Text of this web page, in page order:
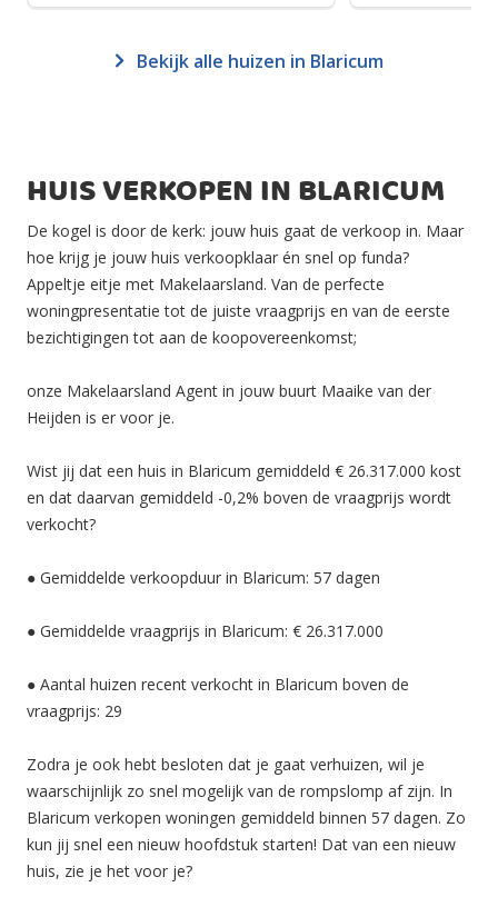
Bekijk alle huizen in Blaricum
HUIS VERKOPEN IN BLARICUM
De kogel is door de kerk: jouw huis gaat de verkoop in. Maar
hoe krijg je jouw huis verkoopklaar én snel op funda?
Appeltje eitje met Makelaarsland. Van de perfecte
woningpresentatie tot de juiste vraagprijs en van de eerste
bezichtigingen tot aan de koopovereenkomst;
onze Makelaarsland Agent in jouw buurt Maaike van der
Heijden is er voor je.
Wist jij dat een huis in Blaricum gemiddeld € 26.317.000 kost
en dat daarvan gemiddeld -0,2% boven de vraagprijs wordt
verkocht?
● Gemiddelde verkoopduur in Blaricum: 57 dagen
● Gemiddelde vraagprijs in Blaricum: € 26.317.000
● Aantal huizen recent verkocht in Blaricum boven de
vraagprijs: 29
Zodra je ook hebt besloten dat je gaat verhuizen, wil je
waarschijnlijk zo snel mogelijk van de rompslomp af zijn. In
Blaricum verkopen woningen gemiddeld binnen 57 dagen. Zo
kun jij snel een nieuw hoofdstuk starten! Dat van een nieuw
huis, zie je het voor je?